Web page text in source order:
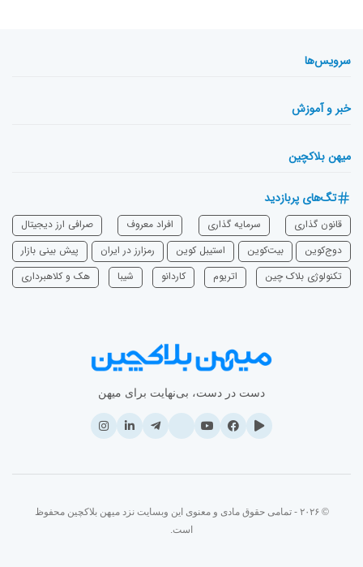
سرویس‌ها
خبر و آموزش
میهن بلاکچین
تگ‌های پربازدید
قانون گذاری سرمایه‌ گذاری افراد معروف
صرافی ارز دیجیتال
دوج‌کوین
بیت‌کوین استیبل کوین رمزارز در ایران
پیش بینی بازار
تکنولوژی بلاک چین
اتریوم ‌کاردانو شیبا هک و کلاهبرداری
دست در دست، بی‌نهایت برای میهن
© ۲۰۲۶ - تمامی حقوق مادی و معنوی این وبسایت نزد میهن بلاکچین محفوظ
است.